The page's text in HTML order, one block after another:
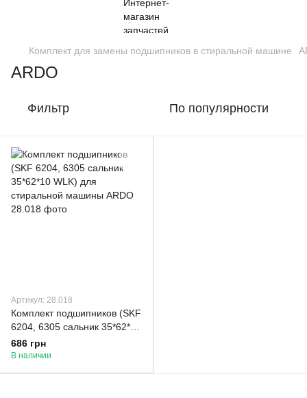
Комплект для замены подшипников в стиральной машине
ARDO
Фильтр По популярности
Артикул: 28.018
Комплект подшипников (SKF
6204, 6305 сальник 35*62*10
WLK) для стиральной
машины ARDO
686 грн
В наличии